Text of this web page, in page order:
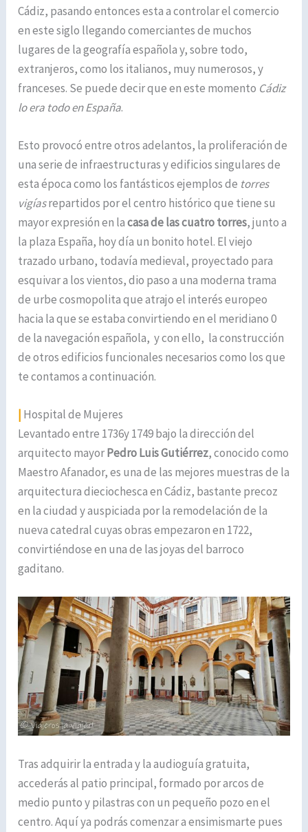
Cádiz, pasando entonces esta a controlar el comercio
en este siglo llegando comerciantes de muchos
lugares de la geografía española y, sobre todo,
extranjeros, como los italianos, muy numerosos, y
franceses. Se puede decir que en este momento Cádiz
lo era todo en España.
Esto provocó entre otros adelantos, la proliferación de
una serie de infraestructuras y edificios singulares de
esta época como los fantásticos ejemplos de torres
vigíasrepartidos por el centro histórico que tiene su
mayor expresión en lacasa de las cuatro torres, junto a
la plaza España, hoy día un bonito hotel. El viejo
trazado urbano, todavía medieval, proyectado para
esquivar a los vientos, dio paso a una moderna trama
de urbe cosmopolita que atrajo el interés europeo
hacia la que se estaba convirtiendo en el meridiano 0
de la navegación española, y con ello, la construcción
de otros edificios funcionales necesarios como los que
te contamos a continuación.
| Hospital de Mujeres
Levantado entre 1736y 1749 bajo la dirección del
arquitecto mayorPedro Luis Gutiérrez, conocido como
Maestro Afanador, es una de las mejores muestras de la
arquitectura dieciochesca en Cádiz, bastante precoz
en la ciudad y auspiciada por la remodelación de la
nueva catedral cuyas obras empezaron en 1722,
convirtiéndose en una de las joyas del barroco
gaditano.
Tras adquirir la entrada y la audioguía gratuita,
accederás al patio principal, formado por arcos de
medio punto y pilastras con un pequeño pozo en el
centro. Aquí ya podrás comenzar a ensimismarte pues